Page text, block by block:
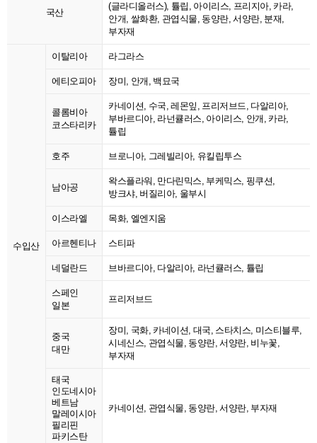
국산
(글라디올러스), 튤립, 아이리스, 프리지아, 카라,
안개, 쌀화환, 관엽식물, 동양란, 서양란, 분재,
부자재
수입산
이탈리아 라그라스
에티오피아 장미, 안개, 백묘국
콜롬비아
코스타리카
카네이션, 수국, 레몬잎, 프리저브드, 다알리아,
부바르디아, 라넌큘러스, 아이리스, 안개, 카라,
튤립
호주 브로니아, 그레빌리아, 유킬립투스
남아공
왁스플라워, 만다린믹스, 부케믹스, 핑쿠션,
방크샤, 버질리아, 울부시
이스라엘 목화, 엘엔지움
아르헨티나 스티파
네덜란드 브바르디아, 다알리아, 라넌큘러스, 튤립
스페인
일본
프리저브드
중국
대만
장미, 국화, 카네이션, 대국, 스타치스, 미스티블루,
시네신스, 관엽식물, 동양란, 서양란, 비누꽃,
부자재
태국
인도네시아
베트남
말레이시아
필리핀
파키스탄
카네이션, 관엽식물, 동양란, 서양란, 부자재